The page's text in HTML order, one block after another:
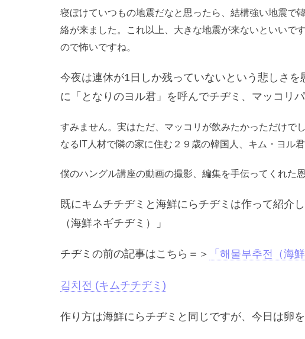
寝ぼけていつもの地震だなと思ったら、結構強い地震で
絡が来ました。これ以上、大きな地震が来ないといいで
ので怖いですね。
今夜は連休が1日しか残っていないという悲しさ
に「となりのヨル君」を呼んでチヂミ、マッコリ
すみません。実はただ、マッコリが飲みたかっただけ
なるIT人材で隣の家に住む２９歳の韓国人、キム・ヨル君
僕のハングル講座の動画の撮影、編集を手伝ってくれた
既にキムチチヂミと海鮮にらチヂミは作って紹介
（海鮮ネギチヂミ）」
チヂミの前の記事はこちら＝＞ 「해물부추전（海
김치전 (キムチチヂミ)
作り方は海鮮にらチヂミと同じですが、今日は卵